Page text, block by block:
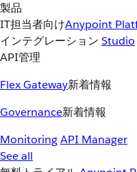
製品
IT担当者向けAnypoint
インテグレーション Studio
API管理
Flex Gateway新着情報
Governance新着情報
MonitoringAPI Manager
See all